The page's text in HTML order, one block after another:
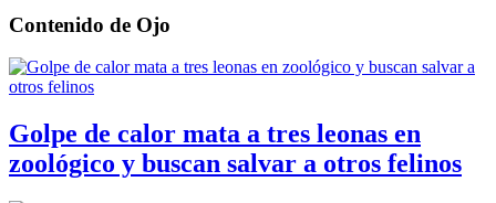
Contenido de Ojo
Golpe de calor mata a tres leonas en
zoológico y buscan salvar a otros felinos